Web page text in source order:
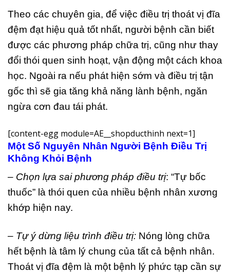
Theo các chuyên gia, để việc điều trị thoát vị đĩa
đệm đạt hiệu quả tốt nhất, người bệnh cần biết
được các phương pháp chữa trị, cũng như thay
đổi thói quen sinh hoạt, vận động một cách khoa
học. Ngoài ra nếu phát hiện sớm và điều trị tận
gốc thì sẽ gia tăng khả năng lành bệnh, ngăn
ngừa cơn đau tái phát.
[content-egg module=AE__shopducthinh next=1]
Một Số Nguyên Nhân Người Bệnh Điều Trị
Không Khỏi Bệnh
– Chọn lựa sai phương pháp điều trị: “Tự bốc
thuốc” là thói quen của nhiều bệnh nhân xương
khớp hiện nay.
– Tự ý dừng liệu trình điều trị: Nóng lòng chữa
hết bệnh là tâm lý chung của tất cả bệnh nhân.
Thoát vị đĩa đệm là một bệnh lý phức tạp cần sự